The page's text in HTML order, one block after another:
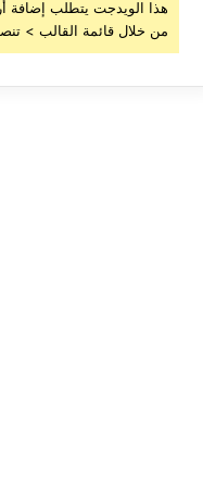
هذا الويدجت يتطلب إضافة
من خلال قائمة القالب >